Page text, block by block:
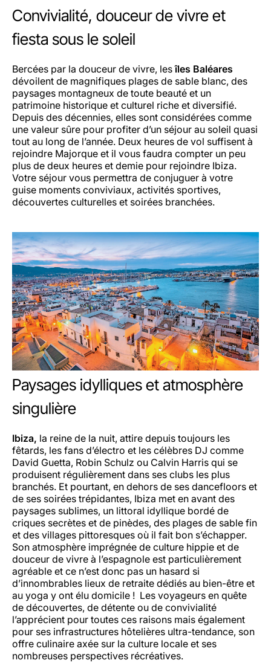
Convivialité, douceur de vivre et
fiesta sous le soleil
Bercées par la douceur de vivre, lesîles Baléares
dévoilent de magnifiques plages de sable blanc, des
paysages montagneux de toute beauté et un
patrimoine historique et culturel riche et diversifié.
Depuis des décennies, elles sont considérées comme
une valeur sûre pour profiter d’un séjour au soleil quasi
tout au long de l’année. Deux heures de vol suffisent à
rejoindre Majorque et il vous faudra compter un peu
plus de deux heures et demie pour rejoindre Ibiza.
Votre séjour vous permettra de conjuguer à votre
guise moments conviviaux, activités sportives,
découvertes culturelles et soirées branchées.
Paysages idylliques et atmosphère
singulière
Ibiza, la reine de la nuit, attire depuis toujours les
fêtards, les fans d’électro et les célèbres DJ comme
David Guetta, Robin Schulz ou Calvin Harris qui se
produisent régulièrement dans ses clubs les plus
branchés. Et pourtant, en dehors de ses dancefloors et
de ses soirées trépidantes, Ibiza met en avant des
paysages sublimes, un littoral idyllique bordé de
criques secrètes et de pinèdes, des plages de sable fin
et des villages pittoresques où il fait bon s’échapper.
Son atmosphère imprégnée de culture hippie et de
douceur de vivre à l’espagnole est particulièrement
agréable et ce n’est donc pas un hasard si
d’innombrables lieux de retraite dédiés au bien-être et
au yoga y ont élu domicile ! Les voyageurs en quête
de découvertes, de détente ou de convivialité
l’apprécient pour toutes ces raisons mais également
pour ses infrastructures hôtelières ultra-tendance, son
offre culinaire axée sur la culture locale et ses
nombreuses perspectives récréatives.